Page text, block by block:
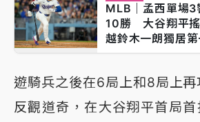
MLB｜孟西單場3
10勝 大谷翔平
越鈴木一朗獨居第
遊騎兵之後在6局上和8局上再
反觀道奇，在大谷翔平首局